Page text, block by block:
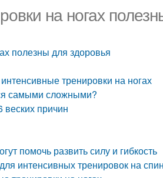
на ногах
полезны для здоровья
тренировки на ногах
самыми сложными?
веских причин
помочь развить силу и гибкость
интенсивных тренировок на